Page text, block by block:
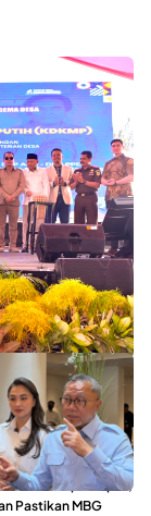
Utara Dipercepat,
Pastikan MBG